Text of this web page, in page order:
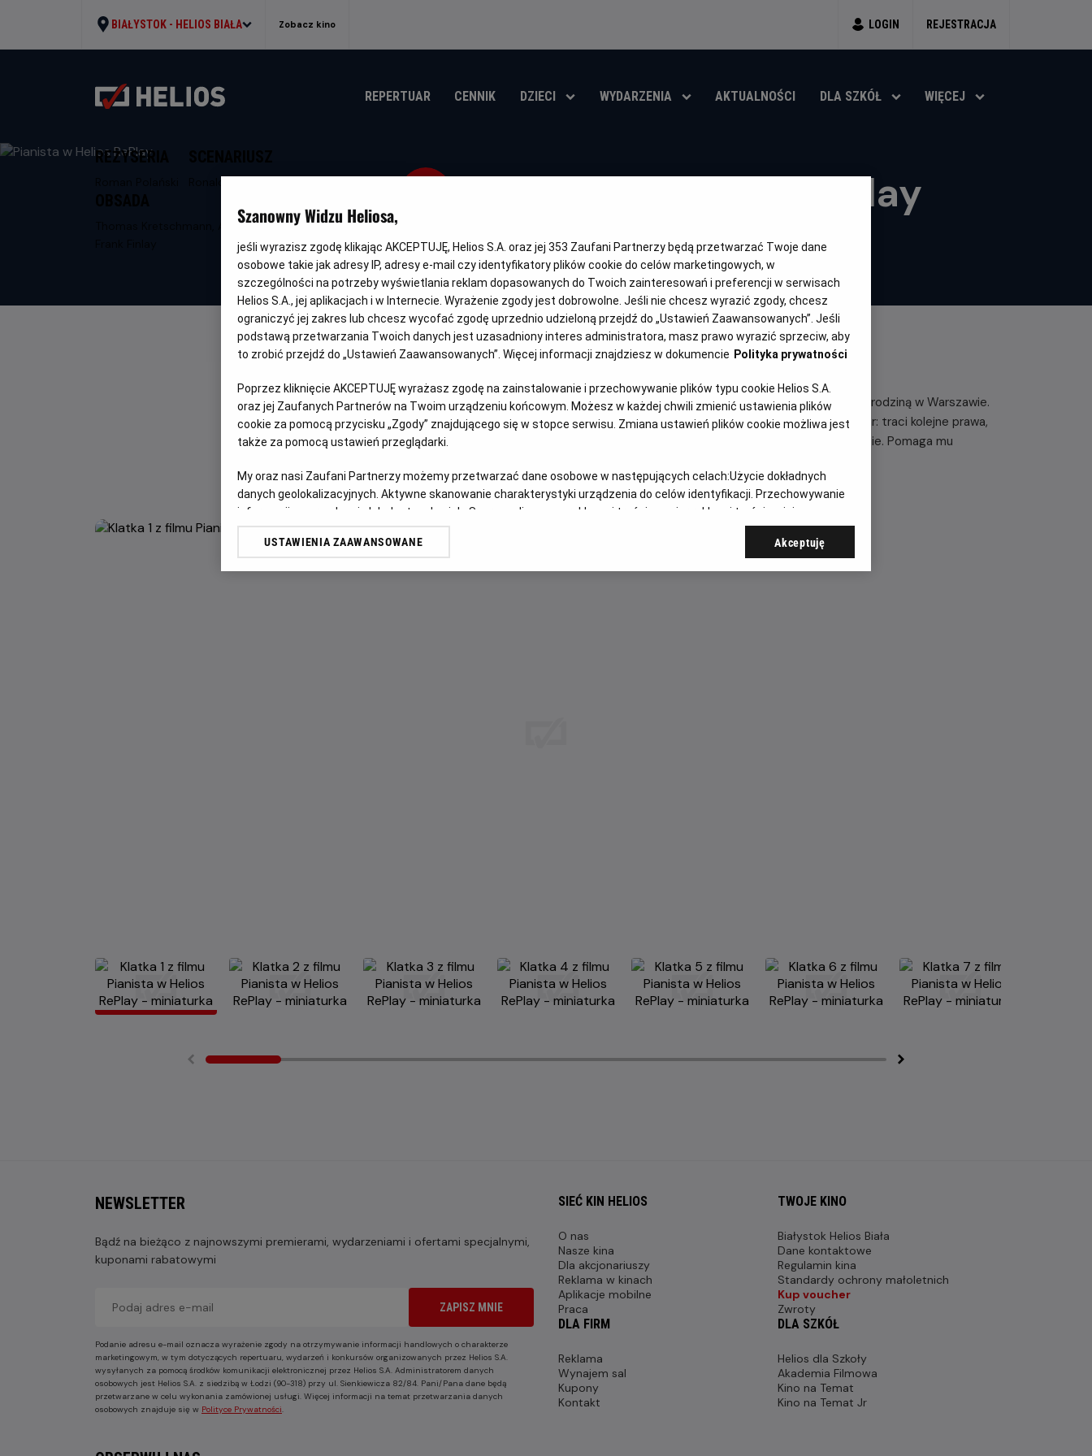
BIAŁYSTOK - HELIOS BIAŁA Zobacz kino LOGIN REJESTRACJA
REPERTUAR CENNIK DZIECI WYDARZENIA AKTUALNOŚCI DLA SZKÓŁ WIĘCEJ
Pianista w Helios RePlay
tytuł
wiek
trwania
OBSERWUJ
REŻYSERIA
Thomas Kretschmann, Adrien Brody,
OPIS WYDARZENIA
W 1939 roku Szpilman jest cenionym pianistą i kompozytorem, który mieszka wraz z rodziną w Warszawie.
Kiedy do stolicy wkraczają naziści, życie żydowskiego muzyka zamienia się w koszmar: traci kolejne prawa,
trafia do getta, obserwuje dwa powstania i próbuje przetrwać w zniszczonym mieście. Pomaga mu
NEWSLETTER
Bądź na bieżąco z najnowszymi premierami, wydarzeniami i ofertami specjalnymi,
kuponami rabatowymi
ZAPISZ MNIE
Podanie adresu e-mail oznacza wyrażenie zgody na otrzymywanie informacji handlowych o charakterze
marketingowym, w tym dotyczących repertuaru, wydarzeń i konkursów organizowanych przez Helios S.A.
wysyłanych za pomocą środków komunikacji elektronicznej przez Helios S.A. Administratorem danych
osobowych jest Helios S.A. z siedzibą w Łodzi (90-318) przy ul. Sienkiewicza 82/84. Pani/Pana dane będą
przetwarzane w celu wykonania zamówionej usługi. Więcej informacji na temat przetwarzania danych
osobowych znajduje się w Polityce Prywatności.
SIEĆ KIN HELIOS
O nas
Nasze kina
Dla akcjonariuszy
Reklama w kinach
Aplikacje mobilne
Praca
TWOJE KINO
Białystok Helios Biała
Dane kontaktowe
Regulamin kina
Standardy ochrony małoletnich
Kup voucher
Zwroty
DLA FIRM
Reklama
Wynajem sal
Kupony
Kontakt
DLA SZKÓŁ
Helios dla Szkoły
Akademia Filmowa
Kino na Temat
Kino na Temat Jr
Szanowny Widzu Heliosa,
jeśli wyrazisz zgodę klikając AKCEPTUJĘ, Helios S.A. oraz jej 353 Zaufani Partnerzy będą przetwarzać Twoje dane
osobowe takie jak adresy IP, adresy e-mail czy identyfikatory plików cookie do celów marketingowych, w
szczególności na potrzeby wyświetlania reklam dopasowanych do Twoich zainteresowań i preferencji w serwisach
Helios S.A., jej aplikacjach i w Internecie. Wyrażenie zgody jest dobrowolne. Jeśli nie chcesz wyrazić zgody, chcesz
ograniczyć jej zakres lub chcesz wycofać zgodę uprzednio udzieloną przejdź do „Ustawień Zaawansowanych”. Jeśli
podstawą przetwarzania Twoich danych jest uzasadniony interes administratora, masz prawo wyrazić sprzeciw, aby
to zrobić przejdź do „Ustawień Zaawansowanych”. Więcej informacji znajdziesz w dokumencie Polityka prywatności
Poprzez kliknięcie AKCEPTUJĘ wyrażasz zgodę na zainstalowanie i przechowywanie plików typu cookie Helios S.A.
oraz jej Zaufanych Partnerów na Twoim urządzeniu końcowym. Możesz w każdej chwili zmienić ustawienia plików
cookie za pomocą przycisku „Zgody” znajdującego się w stopce serwisu. Zmiana ustawień plików cookie możliwa jest
także za pomocą ustawień przeglądarki.
My oraz nasi Zaufani Partnerzy możemy przetwarzać dane osobowe w następujących celach:Użycie dokładnych
danych geolokalizacyjnych. Aktywne skanowanie charakterystyki urządzenia do celów identyfikacji. Przechowywanie
informacji na urządzeniu lub dostęp do nich. Spersonalizowane reklamy i treści, pomiar reklam i treści, opinie
odbiorców i ulepszanie usług.
USTAWIENIA ZAAWANSOWANE Akceptuję